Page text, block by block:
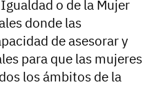
o de la Mujer
donde las
de asesorar y
para que las mujeres
los ámbitos de la